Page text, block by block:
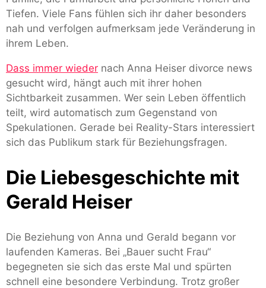
Tiefen. Viele Fans fühlen sich ihr daher besonders
nah und verfolgen aufmerksam jede Veränderung in
ihrem Leben.
Dass immer wieder nach Anna Heiser divorce news
gesucht wird, hängt auch mit ihrer hohen
Sichtbarkeit zusammen. Wer sein Leben öffentlich
teilt, wird automatisch zum Gegenstand von
Spekulationen. Gerade bei Reality-Stars interessiert
sich das Publikum stark für Beziehungsfragen.
Die Liebesgeschichte mit
Gerald Heiser
Die Beziehung von Anna und Gerald begann vor
laufenden Kameras. Bei „Bauer sucht Frau“
begegneten sie sich das erste Mal und spürten
schnell eine besondere Verbindung. Trotz großer